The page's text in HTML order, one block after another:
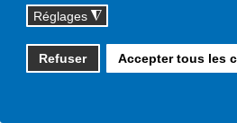
Réglages ◮
Refuser Accepter tous les